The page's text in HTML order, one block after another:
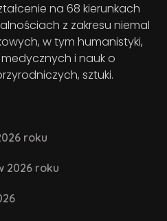
na 68 kierunkach
z zakresu niemal
w tym humanistyki,
i nauk o
sztuki.
roku
2026 roku